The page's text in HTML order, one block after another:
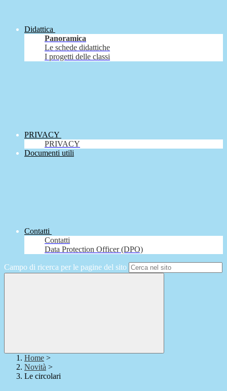
Didattica
Panoramica
Le schede didattiche
I progetti delle classi
PRIVACY
PRIVACY
Documenti utili
Contatti
Contatti
Data Protection Officer (DPO)
Campo di ricerca per le pagine del sito
Home >
Novità >
Le circolari